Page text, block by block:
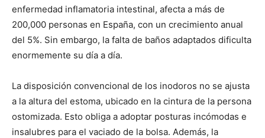
enfermedad inflamatoria intestinal, afecta a más de
200,000 personas en España, con un crecimiento anual
del 5%. Sin embargo, la falta de baños adaptados dificulta
enormemente su día a día.
La disposición convencional de los inodoros no se ajusta
a la altura del estoma, ubicado en la cintura de la persona
ostomizada. Esto obliga a adoptar posturas incómodas e
insalubres para el vaciado de la bolsa. Además, la